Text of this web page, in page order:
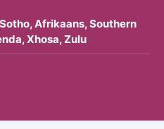
Afrikaans, Southern
Xhosa, Zulu